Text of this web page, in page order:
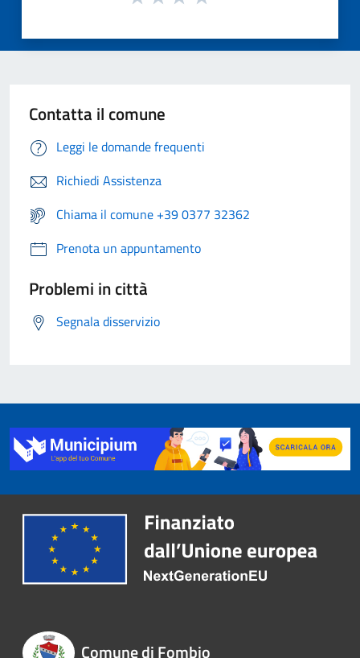
Contatta il comune
Leggi le domande frequenti
Richiedi Assistenza
Chiama il comune +39 0377 32362
Prenota un appuntamento
Problemi in città
Segnala disservizio
Comune di Fombio